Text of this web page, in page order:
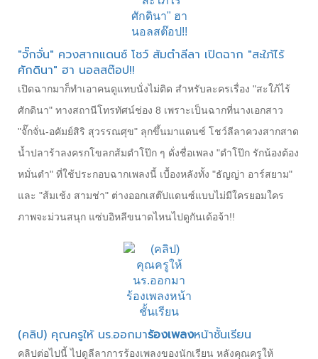
"จั๊กจั่น" ควงสากแดนซ์ โชว์ ส้มตำลีลา เปิดฉาก "สะใภ้ไร้
ศักดินา" ฮา นอลสต๊อป!!
เปิดฉากมาก็ทำเอาคนดูแทบนั่งไม่ติด สำหรับละครเรื่อง "สะใภ้ไร้
ศักดินา" ทางสถานีโทรทัศน์ช่อง 8 เพราะเป็นฉากที่นางเอกสาว
"จั๊กจั่น-อคัมย์สิริ สุวรรณศุข" ลุกขึ้นมาแดนซ์ โชว์ลีลาควงสากสาด
น้ำปลาร้าลงครกโขลกส้มตำโป๊ก ๆ ดั่งชื่อเพลง "ตำโป๊ก รักน้องต้อง
หมั่นตำ" ที่ใช้ประกอบฉากเพลงนี้ เบื้องหลังทั้ง "ธัญญ่า อาร์สยาม"
และ "ส้มเช้ง สามช่า" ต่างออกเสต๊ปแดนซ์แบบไม่มีใครยอมใคร
ภาพจะม่วนสนุก แซ่บอิหลีขนาดไหนไปดูกันเด้อจ้า!!
(คลิป) คุณครูให้ นร.ออกมาร้องเพลงหน้าชั้นเรียน
คลิปต่อไปนี้ ไปดูลีลาการร้องเพลงของนักเรียน หลังคุณครูให้